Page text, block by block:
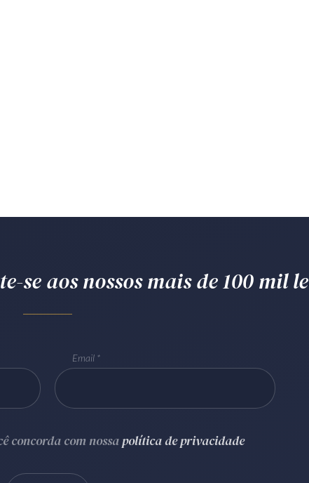
se aos nossos mais de 100 mil
Email
concorda com nossapolítica de privacidade